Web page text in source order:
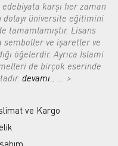
edebiyata karşı her zaman
üniversite eğitimini
tamamlamıştır. Lisans
semboller ve işaretler ve
öğelerdir. Ayrıca İslami
de birçok eserinde
devamı.. ... >
ve Kargo